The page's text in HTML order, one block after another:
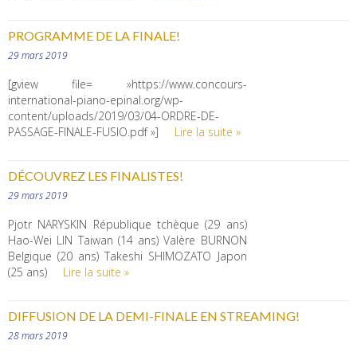
PROGRAMME DE LA FINALE!
29 mars 2019
[gview file= »https://www.concours-
international-piano-epinal.org/wp-
content/uploads/2019/03/04-ORDRE-DE-
PASSAGE-FINALE-FUSIO.pdf »]
Lire la suite »
DÉCOUVREZ LES FINALISTES!
29 mars 2019
Pjotr NARYSKIN République tchèque (29 ans)
Hao-Wei LIN Taiwan (14 ans) Valère BURNON
Belgique (20 ans) Takeshi SHIMOZATO Japon
(25 ans)
Lire la suite »
DIFFUSION DE LA DEMI-FINALE EN STREAMING!
28 mars 2019